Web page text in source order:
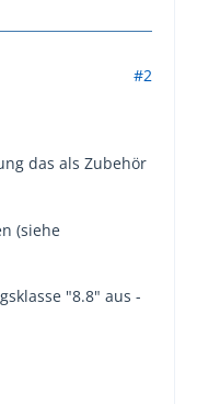
#2
das als Zubehör
(siehe
"8.8" aus -